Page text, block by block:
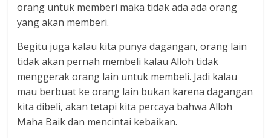
orang untuk memberi maka tidak ada ada orang
yang akan memberi.
Begitu juga kalau kita punya dagangan, orang lain
tidak akan pernah membeli kalau Alloh tidak
menggerak orang lain untuk membeli. Jadi kalau
mau berbuat ke orang lain bukan karena dagangan
kita dibeli, akan tetapi kita percaya bahwa Alloh
Maha Baik dan mencintai kebaikan.